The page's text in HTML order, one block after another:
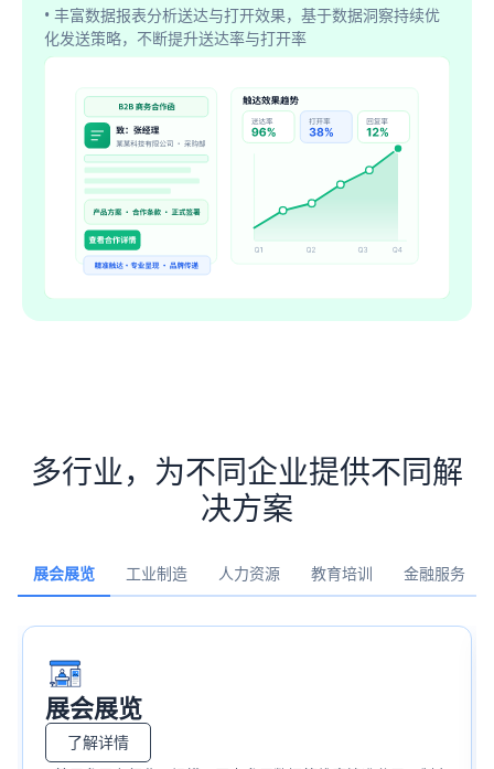
• 丰富数据报表分析送达与打开效果，基于数据洞察持续优
化发送策略，不断提升送达率与打开率
多行业，为不同企业提供不同解
决方案
展会展览 工业制造 人力资源 教育培训 金融服务
展会展览
了解详情